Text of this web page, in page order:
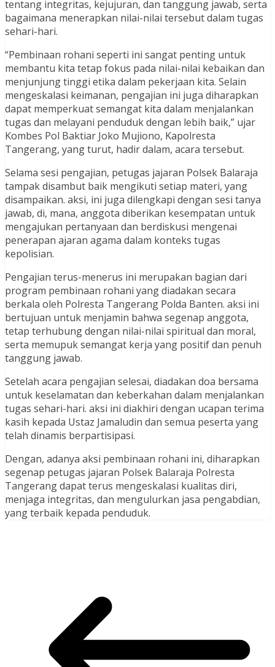
tentang integritas, kejujuran, dan tanggung jawab, serta
bagaimana menerapkan nilai-nilai tersebut dalam tugas
sehari-hari.
“Pembinaan rohani seperti ini sangat penting untuk
membantu kita tetap fokus pada nilai-nilai kebaikan dan
menjunjung tinggi etika dalam pekerjaan kita. Selain
mengeskalasi keimanan, pengajian ini juga diharapkan
dapat memperkuat semangat kita dalam menjalankan
tugas dan melayani penduduk dengan lebih baik,” ujar
Kombes Pol Baktiar Joko Mujiono, Kapolresta
Tangerang, yang turut, hadir dalam, acara tersebut.
Selama sesi pengajian, petugas jajaran Polsek Balaraja
tampak disambut baik mengikuti setiap materi, yang
disampaikan. aksi, ini juga dilengkapi dengan sesi tanya
jawab, di, mana, anggota diberikan kesempatan untuk
mengajukan pertanyaan dan berdiskusi mengenai
penerapan ajaran agama dalam konteks tugas
kepolisian.
Pengajian terus-menerus ini merupakan bagian dari
program pembinaan rohani yang diadakan secara
berkala oleh Polresta Tangerang Polda Banten. aksi ini
bertujuan untuk menjamin bahwa segenap anggota,
tetap terhubung dengan nilai-nilai spiritual dan moral,
serta memupuk semangat kerja yang positif dan penuh
tanggung jawab.
Setelah acara pengajian selesai, diadakan doa bersama
untuk keselamatan dan keberkahan dalam menjalankan
tugas sehari-hari. aksi ini diakhiri dengan ucapan terima
kasih kepada Ustaz Jamaludin dan semua peserta yang
telah dinamis berpartisipasi.
Dengan, adanya aksi pembinaan rohani ini, diharapkan
segenap petugas jajaran Polsek Balaraja Polresta
Tangerang dapat terus mengeskalasi kualitas diri,
menjaga integritas, dan mengulurkan jasa pengabdian,
yang terbaik kepada penduduk.